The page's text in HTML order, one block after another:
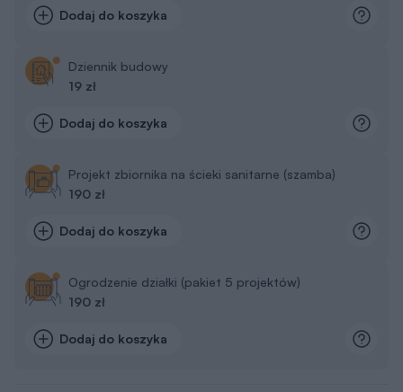
Dodaj do koszyka
Dziennik budowy
19 zł
Dodaj do koszyka
Projekt zbiornika na ścieki sanitarne (szamba)
190 zł
Dodaj do koszyka
Ogrodzenie działki (pakiet 5 projektów)
190 zł
Dodaj do koszyka